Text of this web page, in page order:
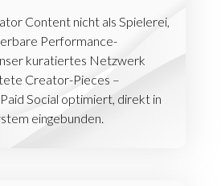
Content nicht als Spielerei,
Performance-
kuratiertes Netzwerk
Creator-Pieces –
Social optimiert, direkt in
eingebunden.